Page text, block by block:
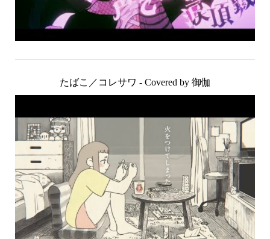
たばこ／コレサワ - Covered by 御伽